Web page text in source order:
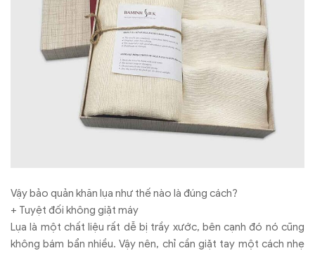
Vậy bảo quản khăn lụa như thế nào là đúng cách?
+ Tuyệt đối không giặt máy
Lụa là một chất liệu rất dễ bị trầy xước, bên cạnh đó nó cũng
không bám bẩn nhiều. Vậy nên, chỉ cần giặt tay một cách nhẹ